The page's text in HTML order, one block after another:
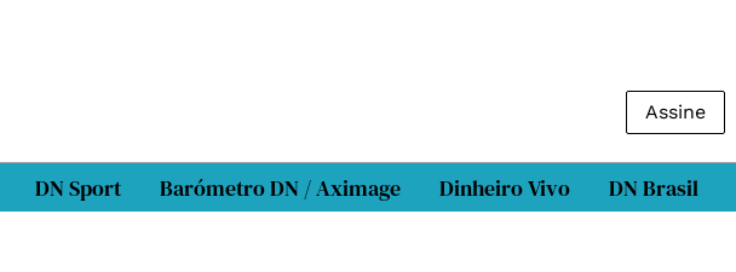
Assine
DN Sport Barómetro DN / Aximage Dinheiro Vivo DN Brasil